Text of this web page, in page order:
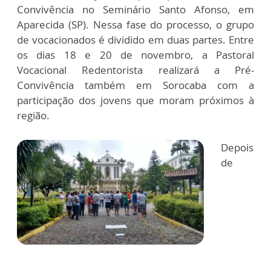
Convivência no Seminário Santo Afonso, em
Aparecida (SP). Nessa fase do processo, o grupo
de vocacionados é dividido em duas partes. Entre
os dias 18 e 20 de novembro, a Pastoral
Vocacional Redentorista realizará a Pré-
Convivência também em Sorocaba com a
participação dos jovens que moram próximos à
região.
Depois
de